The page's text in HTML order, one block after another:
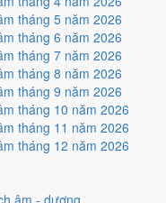
tháng 5 năm 2026
tháng 6 năm 2026
tháng 7 năm 2026
tháng 8 năm 2026
tháng 9 năm 2026
tháng 10 năm 2026
tháng 11 năm 2026
tháng 12 năm 2026
âm - dương
tốt
xe
hôm nay ởmức trung
lợi.
tốt
đi xa
hôm nay ở
lợi.